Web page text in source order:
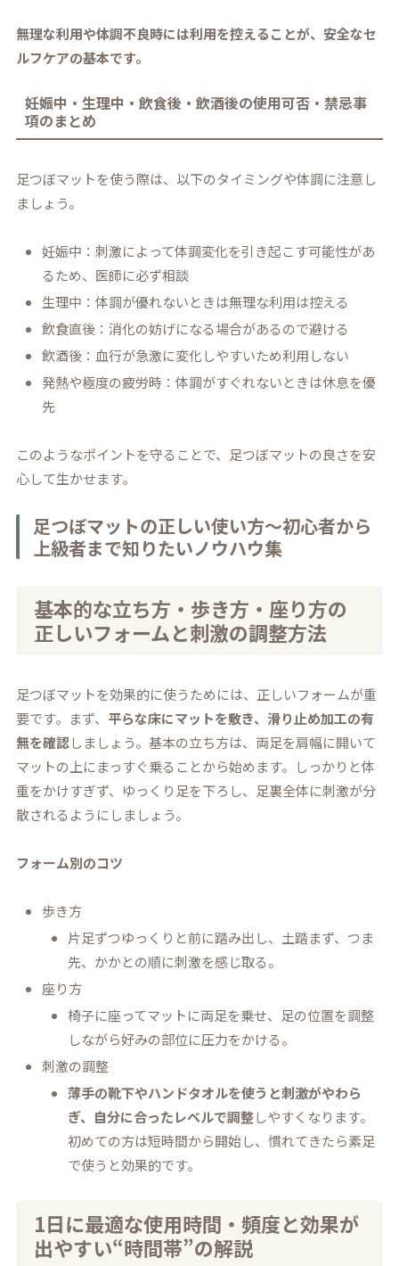
無理な利用や体調不良時には利用を控えることが、安全なセ
ルフケアの基本です。
妊娠中・生理中・飲食後・飲酒後の使用可否・禁忌事
項のまとめ
足つぼマットを使う際は、以下のタイミングや体調に注意し
ましょう。
妊娠中：刺激によって体調変化を引き起こす可能性があ
るため、医師に必ず相談
生理中：体調が優れないときは無理な利用は控える
飲食直後：消化の妨げになる場合があるので避ける
飲酒後：血行が急激に変化しやすいため利用しない
発熱や極度の疲労時：体調がすぐれないときは休息を優
先
このようなポイントを守ることで、足つぼマットの良さを安
心して生かせます。
足つぼマットの正しい使い方～初心者から
上級者まで知りたいノウハウ集
基本的な立ち方・歩き方・座り方の
正しいフォームと刺激の調整方法
足つぼマットを効果的に使うためには、正しいフォームが重
要です。まず、 平らな床にマットを敷き、滑り止め加工の有
無を確認しましょう。基本の立ち方は、両足を肩幅に開いて
マットの上にまっすぐ乗ることから始めます。しっかりと体
重をかけすぎず、ゆっくり足を下ろし、足裏全体に刺激が分
散されるようにしましょう。
フォーム別のコツ
歩き方
片足ずつゆっくりと前に踏み出し、土踏まず、つま
先、かかとの順に刺激を感じ取る。
座り方
椅子に座ってマットに両足を乗せ、足の位置を調整
しながら好みの部位に圧力をかける。
刺激の調整
薄手の靴下やハンドタオルを使うと刺激がやわら
ぎ、自分に合ったレベルで調整しやすくなります。
初めての方は短時間から開始し、慣れてきたら素足
で使うと効果的です。
1日に最適な使用時間・頻度と効果が
出やすい“時間帯”の解説